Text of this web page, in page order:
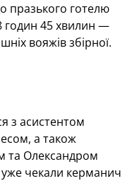
празького готелю
годин 45 хвилин —
вояжів збірної.
з асистентом
а також
та Олександром
уже чекали керманич